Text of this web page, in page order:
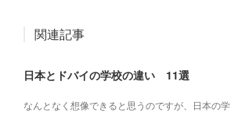
関連記事
日本とドバイの学校の違い 11選
なんとなく想像できると思うのですが、日本の学